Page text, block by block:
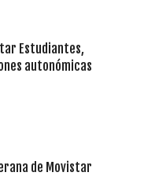
Estudiantes,
autonómicas
de Movistar